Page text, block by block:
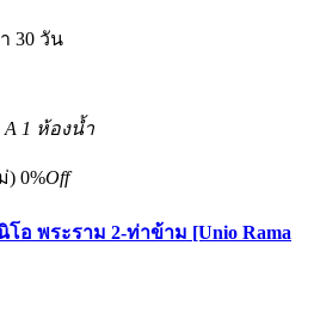
30 วัน
1 ห้องน้ำ
) 0%Off
โอ พระราม 2-ท่าข้าม [Unio Rama